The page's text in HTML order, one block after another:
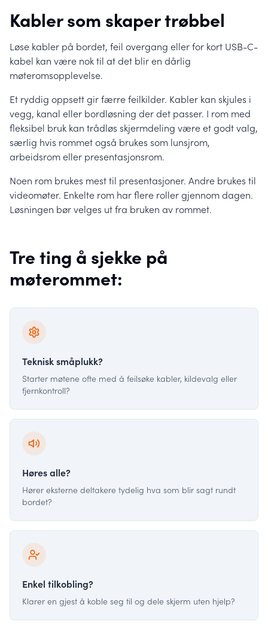
Kabler som skaper trøbbel
Løse kabler på bordet, feil overgang eller for kort USB-C-
kabel kan være nok til at det blir en dårlig
møteromsopplevelse.
Et ryddig oppsett gir færre feilkilder. Kabler kan skjules i
vegg, kanal eller bordløsning der det passer. I rom med
fleksibel bruk kan trådløs skjermdeling være et godt valg,
særlig hvis rommet også brukes som lunsjrom,
arbeidsrom eller presentasjonsrom.
Noen rom brukes mest til presentasjoner. Andre brukes til
videomøter. Enkelte rom har flere roller gjennom dagen.
Løsningen bør velges ut fra bruken av rommet.
Tre ting å sjekke på
møterommet:
Teknisk småplukk?
Starter møtene ofte med å feilsøke kabler, kildevalg eller
fjernkontroll?
Høres alle?
Hører eksterne deltakere tydelig hva som blir sagt rundt
bordet?
Enkel tilkobling?
Klarer en gjest å koble seg til og dele skjerm uten hjelp?